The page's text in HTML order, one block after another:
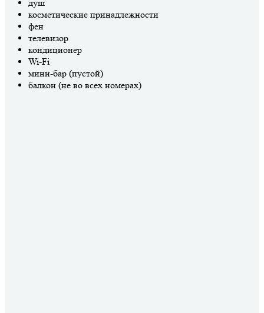
душ
косметические принадлежности
фен
телевизор
кондиционер
Wi-Fi
мини-бар (пустой)
балкон (не во всех номерах)